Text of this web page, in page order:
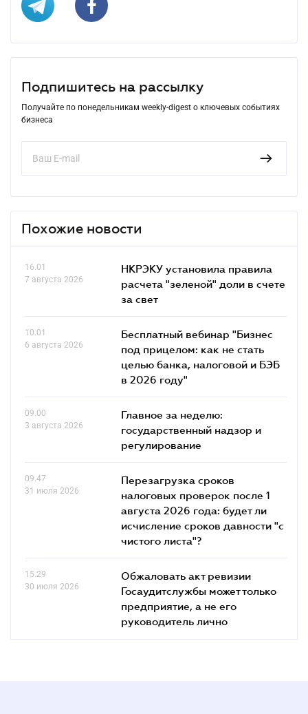
Подпишитесь на рассылку
Получайте по понедельникам weekly-digest о ключевых событиях
бизнеса
Похожие новости
16.01
7 августа 2026
НКРЭКУ установила правила
расчета "зеленой" доли в счете
за свет
10.01
6 августа 2026
Бесплатный вебинар "Бизнес
под прицелом: как не стать
целью банка, налоговой и БЭБ
в 2026 году"
09.00
3 августа 2026
Главное за неделю:
государственный надзор и
регулирование
09.47
31 июля 2026
Перезагрузка сроков
налоговых проверок после 1
августа 2026 года: будет ли
исчисление сроков давности "с
чистого листа"?
15.29
30 июля 2026
Обжаловать акт ревизии
Госаудитслужбы может только
предприятие, а не его
руководитель лично